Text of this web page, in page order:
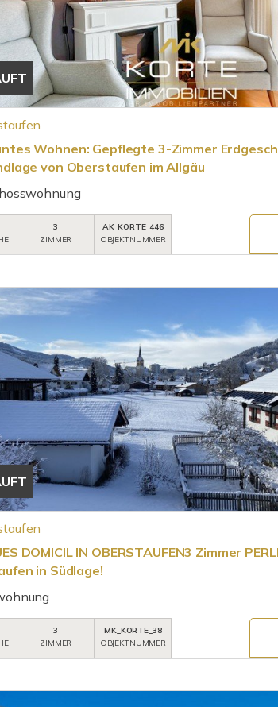
Wohnen: Gepflegte 3-Zimmer
von Oberstaufen im Allgäu
3
ZIMMER
AK_KORTE_446
OBJEKTNUMMER
DOMICIL IN OBERSTAUFEN3 Zimmer
in Südlage!
3
ZIMMER
MK_KORTE_38
OBJEKTNUMMER